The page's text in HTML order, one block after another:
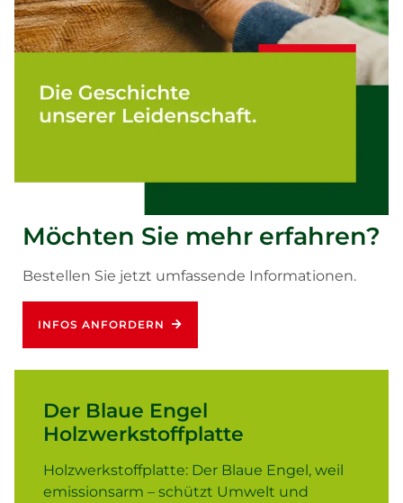
Möchten Sie mehr erfahren?
Bestellen Sie jetzt umfassende Informationen.
INFOS ANFORDERN
Der Blaue Engel
Holzwerkstoffplatte
Holzwerkstoffplatte: Der Blaue Engel, weil
emissionsarm – schützt Umwelt und